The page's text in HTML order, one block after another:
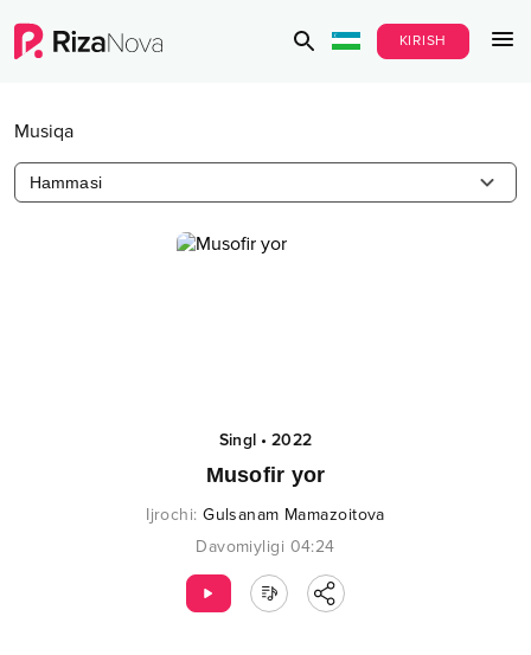
KIRISH
Musiqa
Hammasi
Singl•2022
Musofir yor
Ijrochi:Gulsanam Mamazoitova
Davomiyligi 04:24